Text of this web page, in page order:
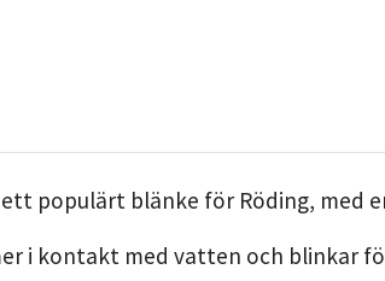
populärt blänke för Röding, med
i kontakt med vatten och blinkar